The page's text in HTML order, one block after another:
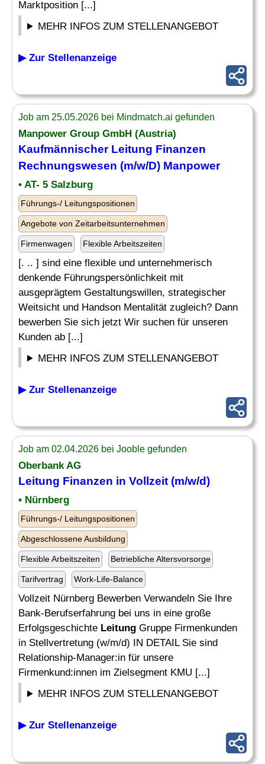
Marktposition [...]
MEHR INFOS ZUM STELLENANGEBOT
▶ Zur Stellenanzeige
Job am 25.05.2026 bei Mindmatch.ai gefunden
Manpower Group GmbH (Austria)
Kaufmännischer Leitung Finanzen
Rechnungswesen (m/w/D) Manpower
• AT- 5 Salzburg
Führungs-/ Leitungspositionen
Angebote von Zeitarbeitsunternehmen
Firmenwagen Flexible Arbeitszeiten
[. .. ] sind eine flexible und unternehmerisch
denkende Führungspersönlichkeit mit
ausgeprägtem Gestaltungswillen, strategischer
Weitsicht und Handson Mentalität zugleich? Dann
bewerben Sie sich jetzt Wir suchen für unseren
Kunden ab [...]
MEHR INFOS ZUM STELLENANGEBOT
▶ Zur Stellenanzeige
Job am 02.04.2026 bei Jooble gefunden
Oberbank AG
Leitung Finanzen in Vollzeit (m/w/d)
• Nürnberg
Führungs-/ Leitungspositionen
Abgeschlossene Ausbildung
Flexible Arbeitszeiten Betriebliche Altersvorsorge
Tarifvertrag Work-Life-Balance
Vollzeit Nürnberg Bewerben Verwandeln Sie Ihre
Bank-Berufserfahrung bei uns in eine große
Erfolgsgeschichte Leitung Gruppe Firmenkunden
in Stellvertretung (w/m/d) IN DETAIL Sie sind
Relationship-Manager:in für unsere
Firmenkund:innen im Zielsegment KMU [...]
MEHR INFOS ZUM STELLENANGEBOT
▶ Zur Stellenanzeige